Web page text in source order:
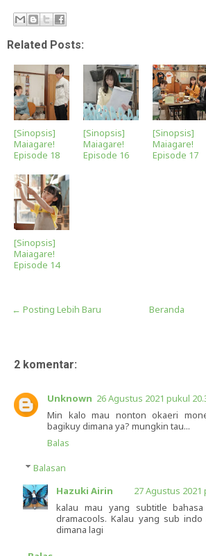
Related Posts:
[Sinopsis]
Maiagare!
Episode 18
[Sinopsis]
Maiagare!
Episode 16
[Sinopsis]
Maiagare!
Episode 17
[Sinopsis]
Maiagare!
Episode 14
← Posting Lebih Baru Beranda
2 komentar:
Unknown 26 Agustus 2021 pukul
Min kalo mau nonton okaeri
bagikuy dimana ya? mungkin tau...
Balas
Balasan
Hazuki Airin
27 Agustus 2021
kalau mau yang subtitle
dramacools. Kalau yang sub
dimana lagi